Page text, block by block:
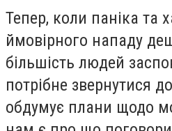
Тепер, коли паніка та
ймовірного нападу
більшість людей
потрібне звернутися
обдумує плани щодо